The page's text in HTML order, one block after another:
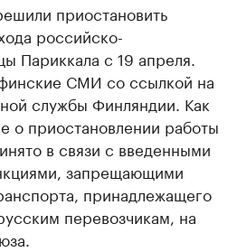
приостановить
российско-
Париккала с 19 апреля.
СМИ со ссылкой на
службы Финляндии. Как
о приостановлении работы
в связи с введенными
запрещающими
принадлежащего
перевозчикам, на